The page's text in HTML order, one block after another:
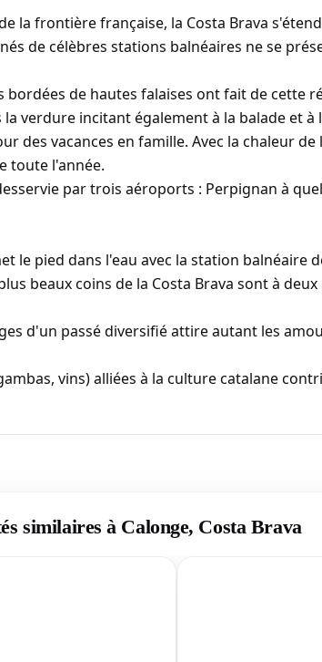
la frontière française, la Costa Brava
de célèbres stations balnéaires ne se
bordées de hautes falaises ont fait de
verdure incitant également à la balade et à
des vacances en famille. Avec la chaleur
toute l'année.
par trois aéroports : Perpignan à
le pied dans l'eau avec la station balnéaire
beaux coins de la Costa Brava sont à
d'un passé diversifié attire autant les
vins) alliées à la culture catalane
similaires à Calonge, Costa Brava